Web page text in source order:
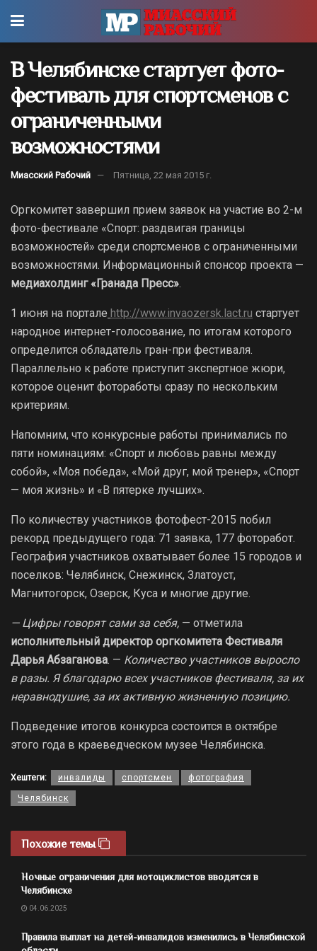
В Челябинске стартует фото-
фестиваль для спортсменов с
ограниченными
возможностями
Миасский Рабочий Пятница, 22 мая 2015 г.
Оргкомитет завершил прием заявок на участие во 2-м
фото-фестивале «Спорт: раздвигая границы
возможностей» среди спортсменов с ограниченными
возможностями. Информационный спонсор проекта —
медиахолдинг «Гранада Пресс».
1 июня на портале http://www.invaozersk.lact.ru стартует
народное интернет-голосование, по итогам которого
определится обладатель гран-при фестиваля.
Параллельно к работе приступит экспертное жюри,
которое оценит фотоработы сразу по нескольким
критериям.
Напомним, что конкурсные работы принимались по
пяти номинациям: «Спорт и любовь равны между
собой», «Моя победа», «Мой друг, мой тренер», «Спорт
— моя жизнь» и «В пятерке лучших».
По количеству участников фотофест-2015 побил
рекорд предыдущего года: 71 заявка, 177 фоторабот.
География участников охватывает более 15 городов и
поселков: Челябинск, Снежинск, Златоуст,
Магнитогорск, Озерск, Куса и многие другие.
— Цифры говорят сами за себя, — отметила
исполнительный директор оргкомитета Фестиваля
Дарья Абзаганова. — Количество участников выросло
в разы. Я благодарю всех участников фестиваля, за их
неравнодушие, за их активную жизненную позицию.
Подведение итогов конкурса состоится в октябре
этого года в краеведческом музее Челябинска.
Хештеги: инвалиды спортсмен фотография
Челябинск
Похожие темы
Ночные ограничения для мотоциклистов вводятся в
Челябинске
04.06.2025
Правила выплат на детей-инвалидов изменились в Челябинской